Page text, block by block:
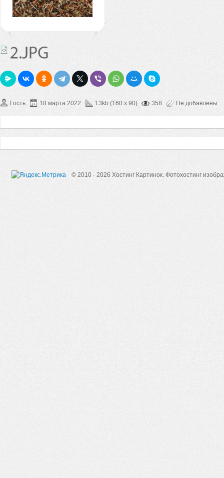
Гость 18 марта 2022 13kb (160 x 90) 358 Не добавлены
© 2010 - 2026 Хостинг Картинок. Фотохостинг